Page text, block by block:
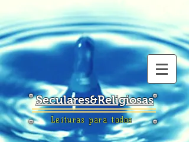
Seculares&Religiosas
Leituras para todos